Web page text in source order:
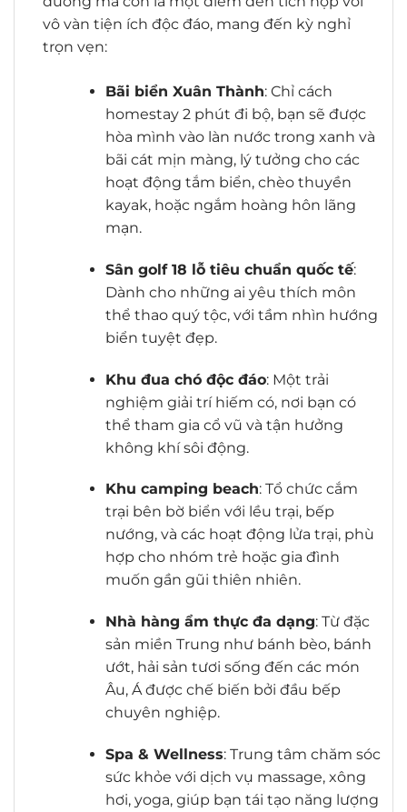
vô vàn tiện ích độc đáo, mang đến kỳ nghỉ
trọn vẹn:
Bãi biển Xuân Thành: Chỉ cách
homestay 2 phút đi bộ, bạn sẽ được
hòa mình vào làn nước trong xanh và
bãi cát mịn màng, lý tưởng cho các
hoạt động tắm biển, chèo thuyền
kayak, hoặc ngắm hoàng hôn lãng
mạn.
Sân golf 18 lỗ tiêu chuẩn quốc tế:
Dành cho những ai yêu thích môn
thể thao quý tộc, với tầm nhìn hướng
biển tuyệt đẹp.
Khu đua chó độc đáo: Một trải
nghiệm giải trí hiếm có, nơi bạn có
thể tham gia cổ vũ và tận hưởng
không khí sôi động.
Khu camping beach: Tổ chức cắm
trại bên bờ biển với lều trại, bếp
nướng, và các hoạt động lửa trại, phù
hợp cho nhóm trẻ hoặc gia đình
muốn gần gũi thiên nhiên.
Nhà hàng ẩm thực đa dạng: Từ đặc
sản miền Trung như bánh bèo, bánh
ướt, hải sản tươi sống đến các món
Âu, Á được chế biến bởi đầu bếp
chuyên nghiệp.
Spa & Wellness: Trung tâm chăm sóc
sức khỏe với dịch vụ massage, xông
hơi, yoga, giúp bạn tái tạo năng lượng